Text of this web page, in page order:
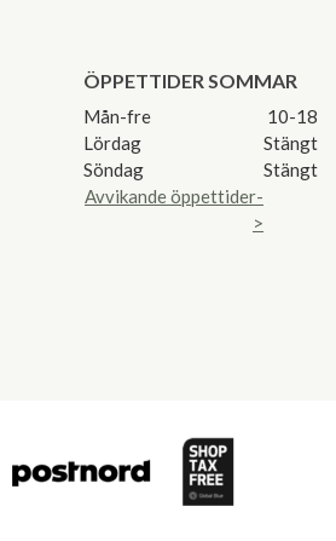
ÖPPETTIDER SOMMAR
Mån-fre
10-18
Lördag
Stängt
Söndag
Stängt
Avvikande öppettider-
>